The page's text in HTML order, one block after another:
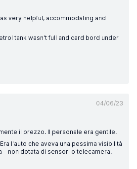
very helpful, accommodating and
tank wasn't full and card bord under
04/06/23
il prezzo. Il personale era gentile.
l'auto che aveva una pessima visibilità
- non dotata di sensori o telecamera.